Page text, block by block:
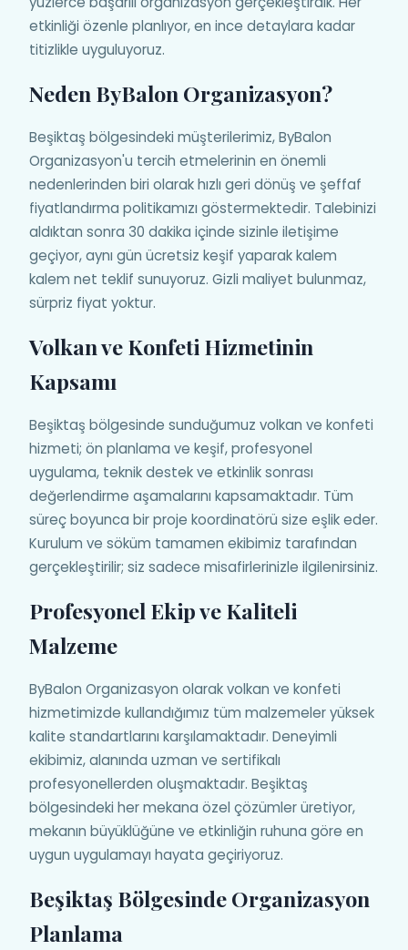
etkinliği özenle planlıyor, en ince detaylara kadar
titizlikle uyguluyoruz.
Neden ByBalon Organizasyon?
Beşiktaş bölgesindeki müşterilerimiz, ByBalon
Organizasyon'u tercih etmelerinin en önemli
nedenlerinden biri olarak hızlı geri dönüş ve şeffaf
fiyatlandırma politikamızı göstermektedir. Talebinizi
aldıktan sonra 30 dakika içinde sizinle iletişime
geçiyor, aynı gün ücretsiz keşif yaparak kalem
kalem net teklif sunuyoruz. Gizli maliyet bulunmaz,
sürpriz fiyat yoktur.
Volkan ve Konfeti Hizmetinin
Kapsamı
Beşiktaş bölgesinde sunduğumuz volkan ve konfeti
hizmeti; ön planlama ve keşif, profesyonel
uygulama, teknik destek ve etkinlik sonrası
değerlendirme aşamalarını kapsamaktadır. Tüm
süreç boyunca bir proje koordinatörü size eşlik eder.
Kurulum ve söküm tamamen ekibimiz tarafından
gerçekleştirilir; siz sadece misafirlerinizle ilgilenirsiniz.
Profesyonel Ekip ve Kaliteli
Malzeme
ByBalon Organizasyon olarak volkan ve konfeti
hizmetimizde kullandığımız tüm malzemeler yüksek
kalite standartlarını karşılamaktadır. Deneyimli
ekibimiz, alanında uzman ve sertifikalı
profesyonellerden oluşmaktadır. Beşiktaş
bölgesindeki her mekana özel çözümler üretiyor,
mekanın büyüklüğüne ve etkinliğin ruhuna göre en
uygun uygulamayı hayata geçiriyoruz.
Beşiktaş Bölgesinde Organizasyon
Planlama